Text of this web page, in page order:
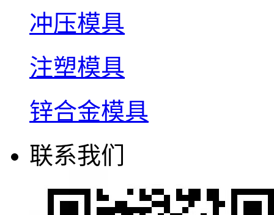
冲压模具
注塑模具
锌合金模具
联系我们